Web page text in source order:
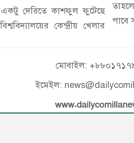
একটু দেরিতে কাশফুল ফুটেছে
কেন্দ্রীয় খেলার
পাবে
মোবাইল:
ইমেইল: